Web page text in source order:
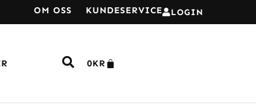
LOGIN
OM OSS KUNDESERVICE
0KR